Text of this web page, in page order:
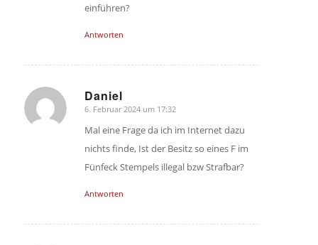
einführen?
Antworten
Daniel
sagte:
6. Februar 2024 um 17:32
Mal eine Frage da ich im Internet dazu
nichts finde, Ist der Besitz so eines F im
Fünfeck Stempels illegal bzw Strafbar?
Antworten